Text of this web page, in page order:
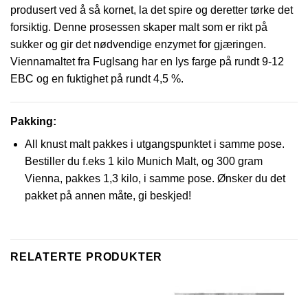
produsert ved å så kornet, la det spire og deretter tørke det
forsiktig. Denne prosessen skaper malt som er rikt på
sukker og gir det nødvendige enzymet for gjæringen.
Viennamaltet fra Fuglsang har en lys farge på rundt 9-12
EBC og en fuktighet på rundt 4,5 %.
Pakking:
All knust malt pakkes i utgangspunktet i samme pose.
Bestiller du f.eks 1 kilo Munich Malt, og 300 gram
Vienna, pakkes 1,3 kilo, i samme pose. Ønsker du det
pakket på annen måte, gi beskjed!
RELATERTE PRODUKTER